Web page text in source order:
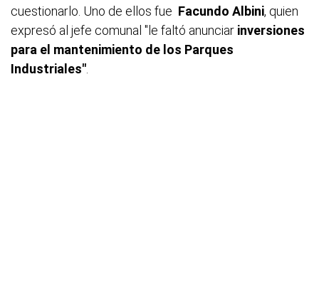
cuestionarlo. Uno de ellos fue Facundo Albini, quien
expresó al jefe comunal "le faltó anunciar inversiones
para el mantenimiento de los Parques
Industriales"